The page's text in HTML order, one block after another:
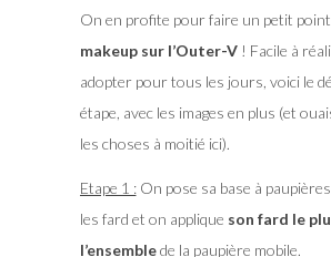
On en profite pour faire un petit point
makeup sur l’Outer-V! Facile à
adopter pour tous les jours, voici le
étape, avec les images en plus (et
les choses à moitié ici).
Etape 1 :On pose sa base à
les fard et on applique son fard le
l’ensemblede la paupière mobile.